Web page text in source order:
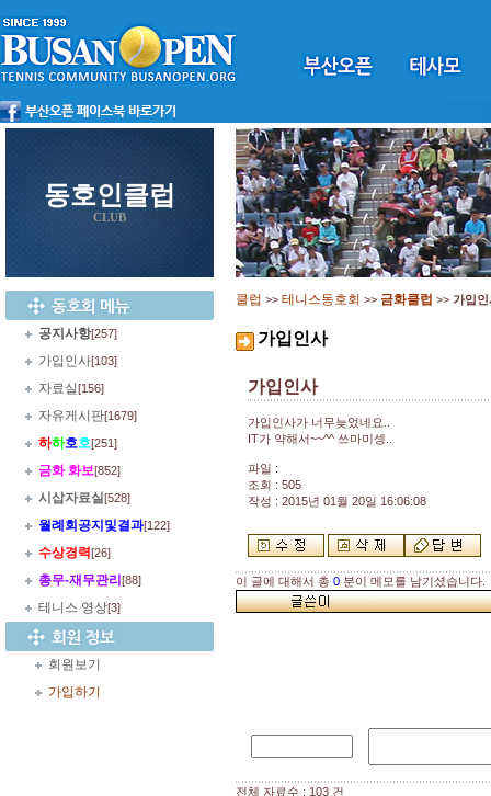
동호인클럽
CLUB
공지사항[257]
가입인사[103]
자료실[156]
자유게시판[1679]
하하호호[251]
금화 화보[852]
시삽자료실[528]
월례회공지및결과[122]
수상경력[26]
총무-재무관리 [88]
테니스 영상[3]
회원보기
가입하기
클럽 >> 테니스동호회 >> 금화클럽 >> 가입인
가입인사
가입인사
가입인사가 너무늦었네요..
IT가 약해서~~^^ 쓰마미셍..
파일 :
조회 : 505
작성 : 2015년 01월 20일 16:06:08
이 글에 대해서 총 0 분이 메모를 남기셨습니다.
전체 자료수 : 103 건